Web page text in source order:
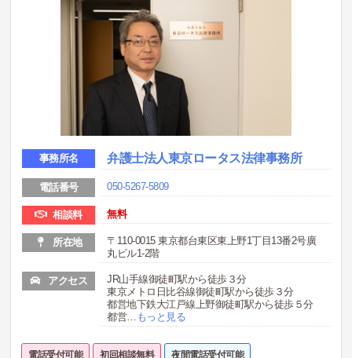
事務所名 弁護士法人東京ロータス法律事務所
電話番号 050-5267-5809
相談料 無料
所在地
〒110-0015 東京都台東区東上野1丁目13番2号廣
丸ビル1-2階
アクセス
JR山手線御徒町駅から徒歩３分
東京メトロ日比谷線御徒町駅から徒歩３分
都営地下鉄大江戸線上野御徒町駅から徒歩５分
都営… もっと見る
電話受付可能 初回相談無料 夜間電話受付可能